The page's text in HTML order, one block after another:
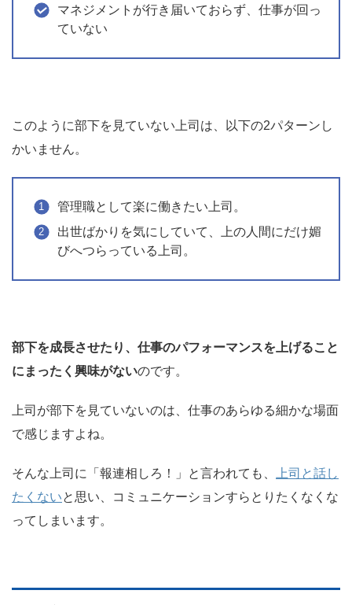
マネジメントが行き届いておらず、仕事が回っ
ていない
このように部下を見ていない上司は、以下の2パターンし
かいません。
管理職として楽に働きたい上司。
出世ばかりを気にしていて、上の人間にだけ媚
びへつらっている上司。
部下を成長させたり、仕事のパフォーマンスを上げること
にまったく興味がないのです。
上司が部下を見ていないのは、仕事のあらゆる細かな場面
で感じますよね。
そんな上司に「報連相しろ！」と言われても、
上司と話し
たくないと思い、コミュニケーションすらとりたくなくな
ってしまいます。